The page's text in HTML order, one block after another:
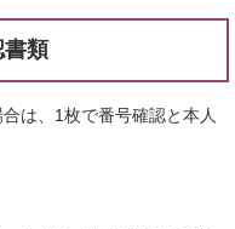
書類
は、1枚で番号確認と本人